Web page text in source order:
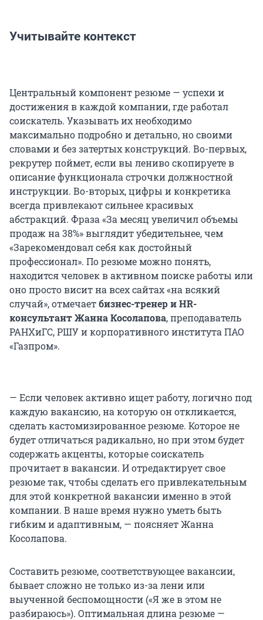
Учитывайте контекст
Центральный компонент резюме — успехи и
достижения в каждой компании, где работал
соискатель. Указывать их необходимо
максимально подробно и детально, но своими
словами и без затертых конструкций. Во-первых,
рекрутер поймет, если вы лениво скопируете в
описание функционала строчки должностной
инструкции. Во-вторых, цифры и конкретика
всегда привлекают сильнее красивых
абстракций. Фраза «За месяц увеличил объемы
продаж на 38%» выглядит убедительнее, чем
«Зарекомендовал себя как достойный
профессионал». По резюме можно понять,
находится человек в активном поиске работы или
оно просто висит на всех сайтах «на всякий
случай», отмечаетбизнес-тренер и HR-
консультант Жанна Косолапова, преподаватель
РАНХиГС, РШУ и корпоративного института ПАО
«Газпром».
— Если человек активно ищет работу, логично под
каждую вакансию, на которую он откликается,
сделать кастомизированное резюме. Которое не
будет отличаться радикально, но при этом будет
содержать акценты, которые соискатель
прочитает в вакансии. И отредактирует свое
резюме так, чтобы сделать его привлекательным
для этой конкретной вакансии именно в этой
компании. В наше время нужно уметь быть
гибким и адаптивным, — поясняет Жанна
Косолапова.
Составить резюме, соответствующее вакансии,
бывает сложно не только из-за лени или
выученной беспомощности («Я же в этом не
разбираюсь»). Оптимальная длина резюме —